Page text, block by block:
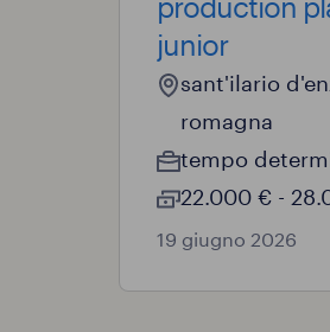
junior
sant'ilario
romagna
tempo
22.000 € -
19 giugno 2026